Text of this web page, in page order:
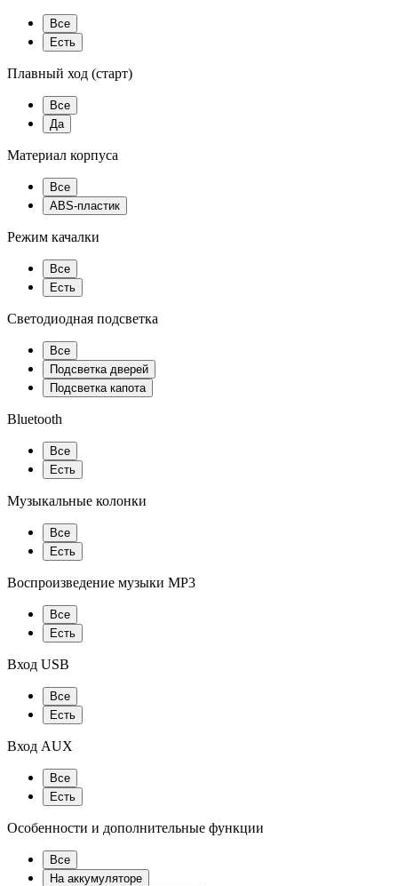
Все
Есть
Плавный ход (старт)
Все
Да
Материал корпуса
Все
ABS-пластик
Режим качалки
Все
Есть
Светодиодная подсветка
Все
Подсветка дверей
Подсветка капота
Bluetooth
Все
Есть
Музыкальные колонки
Все
Есть
Воспроизведение музыки MP3
Все
Есть
Вход USB
Все
Есть
Вход AUX
Все
Есть
Особенности и дополнительные функции
Все
На аккумуляторе